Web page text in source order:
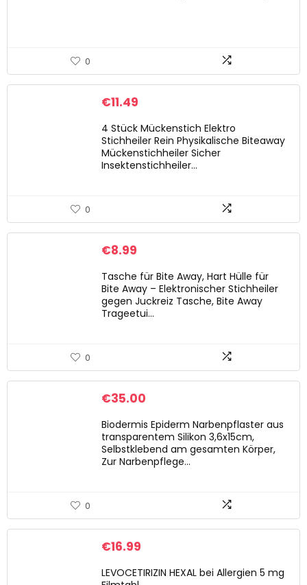
0
€11.49
4 Stück Mückenstich Elektro
Stichheiler Rein Physikalische Biteaway
Mückenstichheiler Sicher
Insektenstichheiler…
0
€8.99
Tasche für Bite Away, Hart Hülle für
Bite Away – Elektronischer Stichheiler
gegen Juckreiz Tasche, Bite Away
Trageetui…
0
€35.00
Biodermis Epiderm Narbenpflaster aus
transparentem Silikon 3,6x15cm,
Selbstklebend am gesamten Körper,
Zur Narbenpflege…
0
€16.99
LEVOCETIRIZIN HEXAL bei Allergien 5 mg